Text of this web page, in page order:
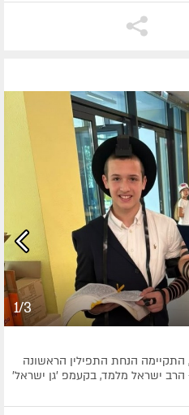
1/3
התקיימה הנחת התפילין הראשונה
הרב ישראל מלמד, בקעמפ 'גן ישראל'